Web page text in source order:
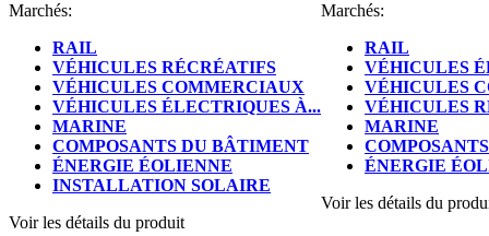
Marchés:
RAIL
VÉHICULES RÉCRÉATIFS
VÉHICULES COMMERCIAUX
VÉHICULES ÉLECTRIQUES À...
MARINE
COMPOSANTS DU BÂTIMENT
ÉNERGIE ÉOLIENNE
INSTALLATION SOLAIRE
Voir les détails du produit
Marchés:
RAIL
VÉHICULES
VÉHICULES
VÉHICULES
MARINE
ÉNERGIE
Voir les détails du